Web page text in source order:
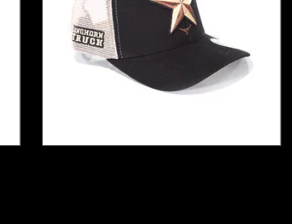
BONÉ LHT 16 - ADESIVO DE
R$30,00sem juros